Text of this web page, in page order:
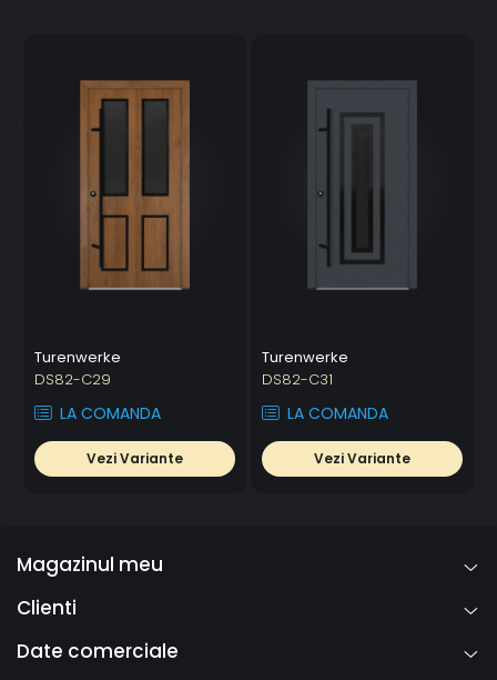
Turenwerke
DS82-C29
LA COMANDA
Vezi Variante
Turenwerke
DS82-C31
LA COMANDA
Vezi Variante
Magazinul meu
Clienti
Date comerciale